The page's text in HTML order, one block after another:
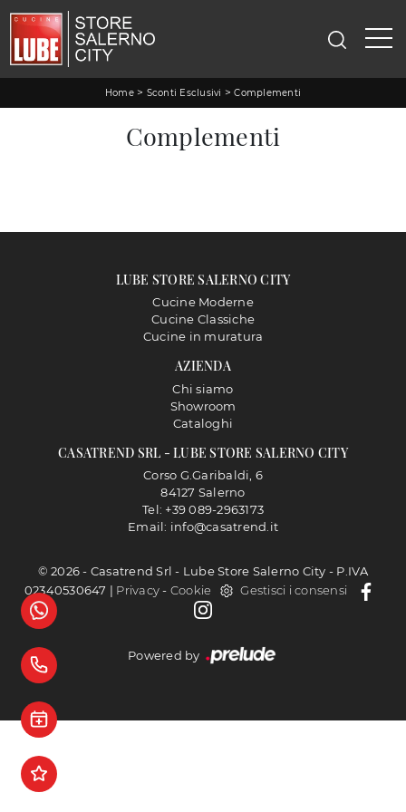
Home> Sconti Esclusivi >Complementi
Complementi
LUBE STORE SALERNO CITY
Cucine Moderne
Cucine Classiche
Cucine in muratura
AZIENDA
Chi siamo
Showroom
Cataloghi
CASATREND SRL - LUBE STORE SALERNO CITY
Corso G.Garibaldi, 6
84127 Salerno
Tel: +39 089-2963173
Email: info@casatrend.it
© 2026 - Casatrend Srl - Lube Store Salerno City - P.IVA
02340530647 | Privacy- Cookie Gestisci i consensi
Powered by